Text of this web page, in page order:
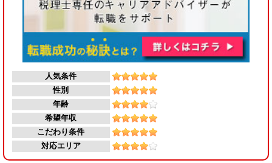
人気条件
性別
年齢
希望年収
こだわり条件
対応エリア